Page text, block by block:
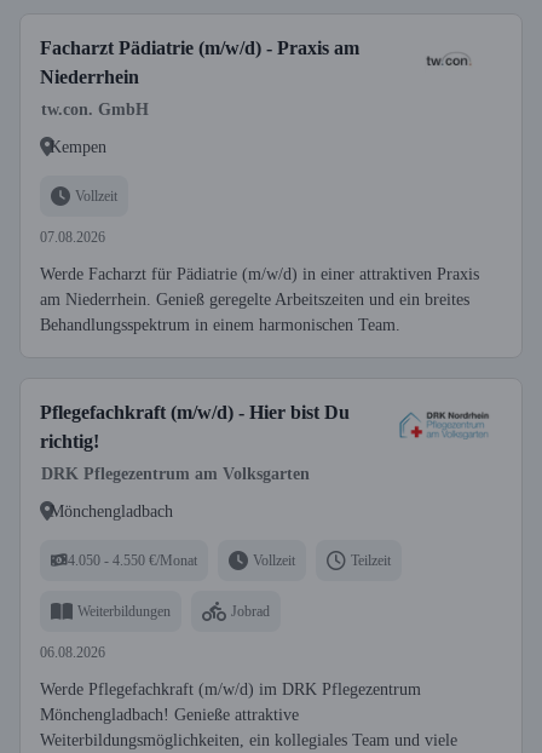
Facharzt Pädiatrie (m/w/d) - Praxis am
Niederrhein
tw.con. GmbH
Kempen
Vollzeit
07.08.2026
Werde Facharzt für Pädiatrie (m/w/d) in einer attraktiven Praxis
am Niederrhein. Genieß geregelte Arbeitszeiten und ein breites
Behandlungsspektrum in einem harmonischen Team.
Pflegefachkraft (m/w/d) - Hier bist Du
richtig!
DRK Pflegezentrum am Volksgarten
Mönchengladbach
4.050 - 4.550 €/Monat Vollzeit Teilzeit
Weiterbildungen Jobrad
06.08.2026
Werde Pflegefachkraft (m/w/d) im DRK Pflegezentrum
Mönchengladbach! Genieße attraktive
Weiterbildungsmöglichkeiten, ein kollegiales Team und viele